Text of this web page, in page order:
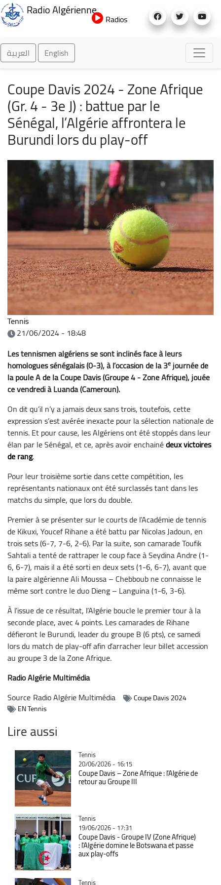
au
Radio Algérienne
Radios
العربية English
Coupe Davis 2024 - Zone Afrique
(Gr. 4 - 3e J) : battue par le
Sénégal, l’Algérie affrontera le
Burundi lors du play-off
Tennis
21/06/2024 - 18:48
Les tennismen algériens se sont inclinés face à leurs
homologues sénégalais (0-3), à l’occasion de la 3ejournée de
la poule A de la Coupe Davis (Groupe 4 - Zone Afrique), jouée
ce vendredi à Luanda (Cameroun).
On dit qu’il n’y a jamais deux sans trois, toutefois, cette
expression s’est avérée inexacte pour la sélection nationale de
tennis. Et pour cause, les Algériens ont été stoppés dans leur
élan par le Sénégal, et ce, après avoir enchainédeux victoires
de rang.
Pour leur troisième sortie dans cette compétition, les
représentants nationaux ont été surclassés tant dans les
matchs du simple, que lors du double.
Premier à se présenter sur le courts de l’Académie de tennis
de Kikuxi, Youcef Rihane a été battu par Nicolas Jadoun, en
trois sets (6-7, 7-6, 2-6). Par la suite, son camarade Toufik
Sahtali a tenté de rattraper le coup face à Seydina Andre (1-
6, 6-7), mais il a été sorti en deux sets (1-6, 6-7), avant que
la paire algérienne Ali Moussa – Chebboub ne connaisse le
même sort contre le duo Dieng – Languina (1-6, 3-6).
À l’issue de ce résultat, l’Algérie boucle le premier tour à la
seconde place, avec 4 points. Les camarades de Rihane
défieront le Burundi, leader du groupe B (6 pts), ce samedi
lors du match de play-off afin d’arracher leur billet accession
au groupe 3 de la Zone Afrique.
Radio Algérie Multimédia
Source Radio Algérie Multimédia
Coupe Davis 2024
EN Tennis
Lire aussi
Catégorie
Tennis
20/06/2026 - 16:15
Coupe Davis – Zone Afrique : l’Algérie de
retour au Groupe III
Catégorie
Tennis
19/06/2026 - 17:31
Coupe Davis - Groupe IV (Zone Afrique)
: l'Algérie domine le Botswana et passe
aux play-offs
Catégorie
Tennis